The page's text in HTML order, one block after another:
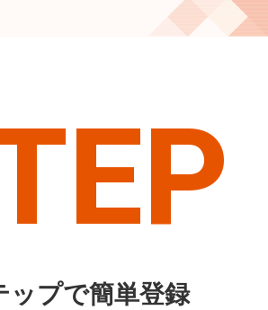
ップで簡単登録